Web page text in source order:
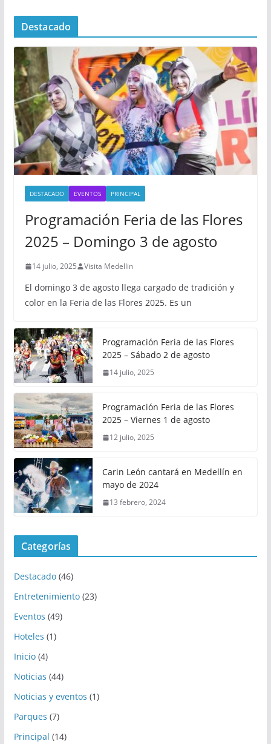
Destacado
DESTACADO EVENTOS PRINCIPAL
Programación Feria de las Flores
2025 – Domingo 3 de agosto
14 julio, 2025 Visita Medellin
El domingo 3 de agosto llega cargado de tradición y
color en la Feria de las Flores 2025. Es un
Programación Feria de las Flores
2025 – Sábado 2 de agosto
14 julio, 2025
Programación Feria de las Flores
2025 – Viernes 1 de agosto
12 julio, 2025
Carin León cantará en Medellín en
mayo de 2024
13 febrero, 2024
Categorías
Destacado(46)
Entretenimiento(23)
Eventos (49)
Hoteles (1)
Inicio(4)
Noticias (44)
Noticias y eventos (1)
Parques (7)
Principal (14)